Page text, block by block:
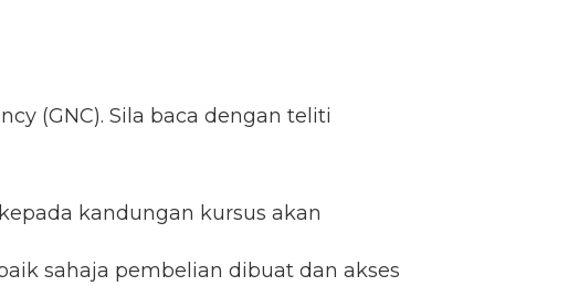
(GNC). Sila baca dengan teliti
kandungan kursus akan
sahaja pembelian dibuat dan akses